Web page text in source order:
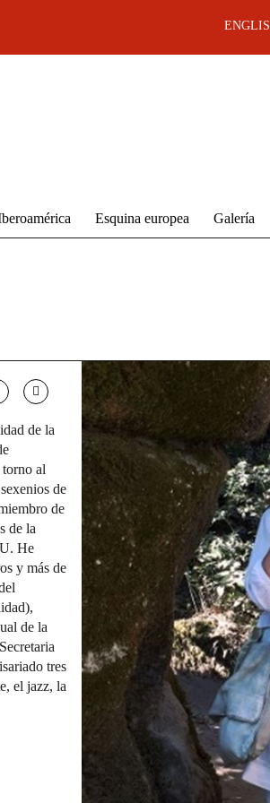
Esquina europea Galería
de la
al
de
de
de la
He
y más de
de la
tres
el jazz, la